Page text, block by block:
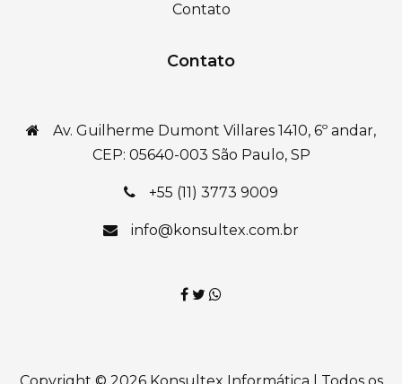
Contato
Contato
Av. Guilherme Dumont Villares 1410, 6º andar,
CEP: 05640-003 São Paulo, SP
+55 (11) 3773 9009
info@konsultex.com.br